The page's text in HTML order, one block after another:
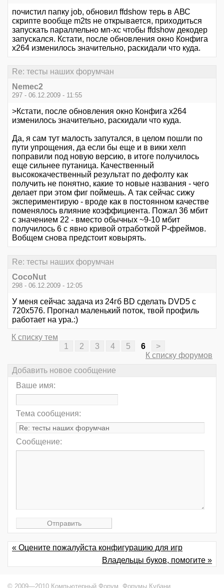
почистил папку job, обновил ffdshow терь в АВС
скрипте вообще m2ts не открывается, приходиться
запускать параллельно мп-хс чтобы ffdshow декодер
запускался. Кстати, после обновления окно Конфига
х264 изменилось значительно, раскидали что куда.
Re: тесты наших форумчан
Nemec2
297 - 06.12.2009 - 11:55
>Кстати, после обновления окно Конфига х264
изменилось значительно, раскидали что куда.
Да, я сам тут малость запутался, в целом пошли по
пути упрощения, да если бы еще и в вики хелп
поправили под новую версию, в итоге получилось
еще сильнее путаница. Качественный
высококачественный результат по дефолту как
получить не понятно, какие то новые названия - чего
делает при этом фиг поймешь. А так сейчас сижу
экспериментирую - вроде как в постоянном качестве
поменялось влияние коэффициента. Пожал 36 мбит
с значением 22 - вместо обычных ~9-10 мбит
получилось 6 с явно кривой отработкой P-фреймов.
Вобщем снова предстоит ковырять.
Re: тесты наших форумчан
CocoNut
298 - 06.12.2009 - 12:05
У меня сейчас задача из 24гб BD сделать DVD5 с
720х576. Прогнал маленький поток, твой профиль
работает на ура.:)
К списку тем
1
2 3 4 5 6
>
К списку форумов
Добавить новое сообщение
Ваше имя:
Тема сообщения:
Сообщение:
« Оцените пожалуйста конфигурацию для игр
Владельцы буков, помогите »
© 2009—2010 Компьютерный Форум, Форумы Кубани